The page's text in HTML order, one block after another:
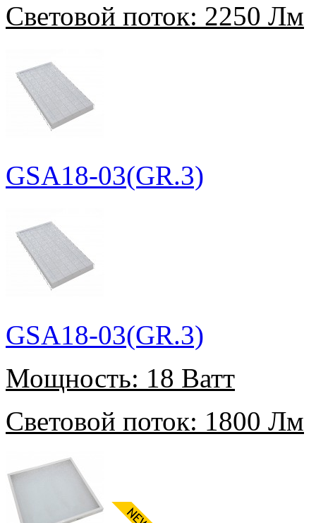
Световой поток: 2250 Лм
GSA18-03(GR.3)
GSA18-03(GR.3)
Мощность: 18 Ватт
Световой поток: 1800 Лм